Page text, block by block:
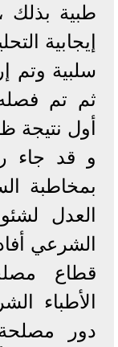
طبية بذلك
إيجابية
سلبية وتم
أول نتيجة
و قد جاء
بمخاطبة
العدل
الشرعي
قطاع
الأطباء
دور